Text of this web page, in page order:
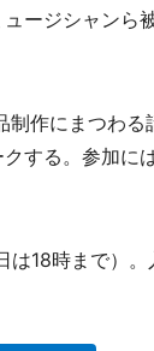
ージシャンら
作にまつわる
する。参加に
18時まで）